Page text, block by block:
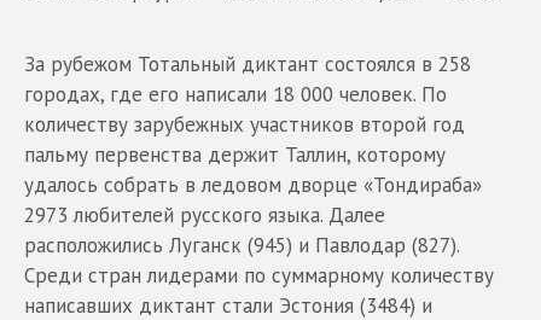
За рубежом Тотальный диктант состоялся в 258
городах, где его написали 18 000 человек. По
количеству зарубежных участников второй год
пальму первенства держит Таллин, которому
удалось собрать в ледовом дворце «Тондираба»
2973 любителей русского языка. Далее
расположились Луганск (945) и Павлодар (827).
Среди стран лидерами по суммарному количеству
написавших диктант стали Эстония (3484) и